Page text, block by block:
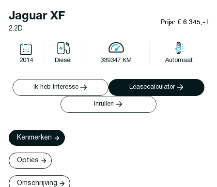
Jaguar XF
2.2D
Prijs: € 6.345,-l
2014 Diesel 339347 KM Automaat
Ik heb interesse Leasecalculator
Inruilen
Kenmerken
Opties
Omschrijving